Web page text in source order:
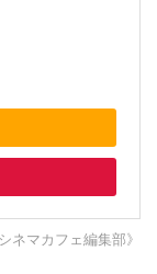
シネマカフェ編集部》